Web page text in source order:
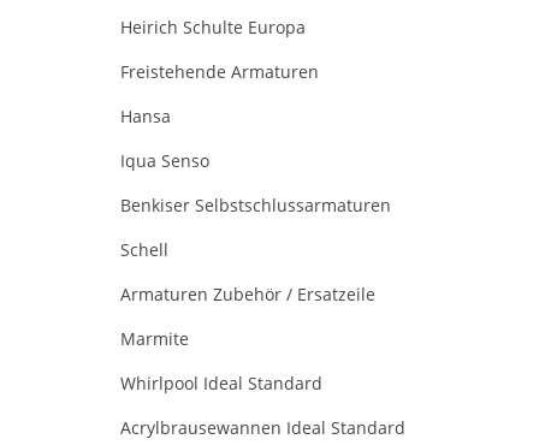
Heirich Schulte Europa
Freistehende Armaturen
Hansa
Iqua Senso
Benkiser Selbstschlussarmaturen
Schell
Armaturen Zubehör / Ersatzeile
Marmite
Whirlpool Ideal Standard
Acrylbrausewannen Ideal Standard